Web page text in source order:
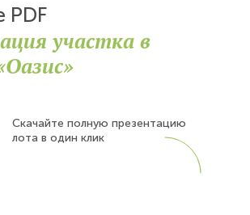
PDF
участка в
Скачайте полную презентацию
лота в один клик